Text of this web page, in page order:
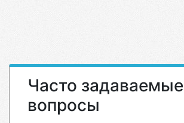
Часто задаваемые
вопросы